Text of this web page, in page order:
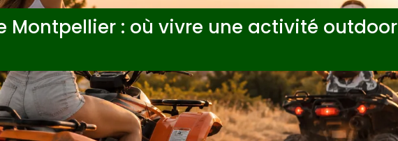
Montpellier : où vivre une activité outdoor